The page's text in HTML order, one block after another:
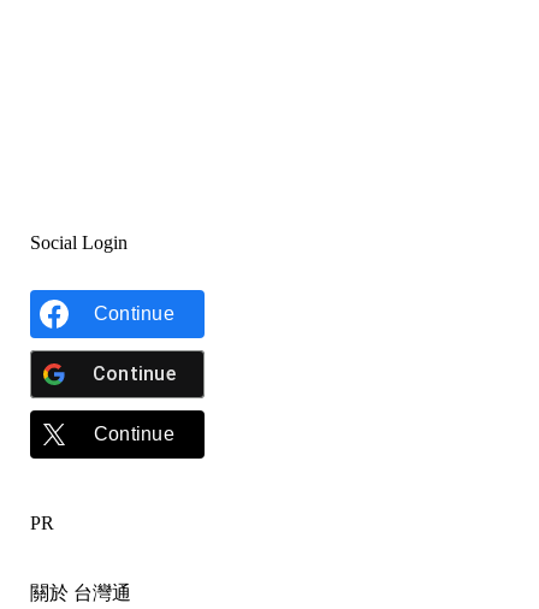
Social Login
Continue
Continue
Continue
PR
關於 台灣通